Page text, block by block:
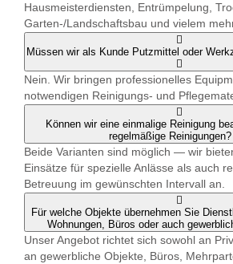
Hausmeisterdiensten, Entrümpelung,
Garten-/Landschaftsbau und vielem
Müssen wir als Kunde Putzmittel oder
Nein. Wir bringen professionelles
notwendigen Reinigungs- und
Können wir eine einmalige Reinigung
regelmäßige Reinigungen?
Beide Varianten sind möglich — wir
Einsätze für spezielle Anlässe als auch
Betreuung im gewünschten Intervall an.
Für welche Objekte übernehmen Sie
Wohnungen, Büros oder auch
Unser Angebot richtet sich sowohl an
an gewerbliche Objekte, Büros,